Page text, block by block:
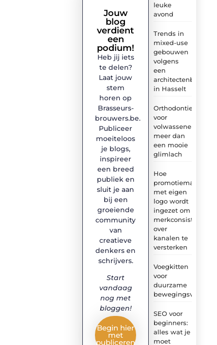
leuke
avond
Trends in
mixed-use
gebouwen
volgens
een
architectenbureau
in Hasselt
Orthodontie
voor
volwassenen:
meer dan
een mooie
glimlach
Hoe
promotiemateriaal
met eigen
logo wordt
ingezet om
merkconsistentie
over
kanalen te
versterken
Voegkitten
voor
duurzame
bewegingsvoegen
SEO voor
beginners:
alles wat je
moet
Jouw
blog
verdient
een
podium!
Heb jij iets
te delen?
Laat jouw
stem
horen op
Brasseurs-
brouwers.be.
Publiceer
moeiteloos
je blogs,
inspireer
een breed
publiek en
sluit je aan
bij een
groeiende
community
van
creatieve
denkers en
schrijvers.
Start
vandaag
nog met
bloggen!
Begin hier
met
publiceren